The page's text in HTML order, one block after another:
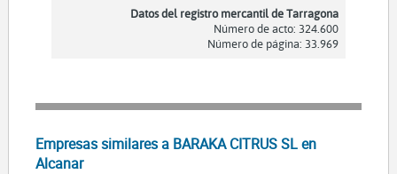
Datos del registro mercantil de Tarragona
Número de acto: 324.600
Número de página: 33.969
Empresas similares a BARAKA CITRUS SL en
Alcanar